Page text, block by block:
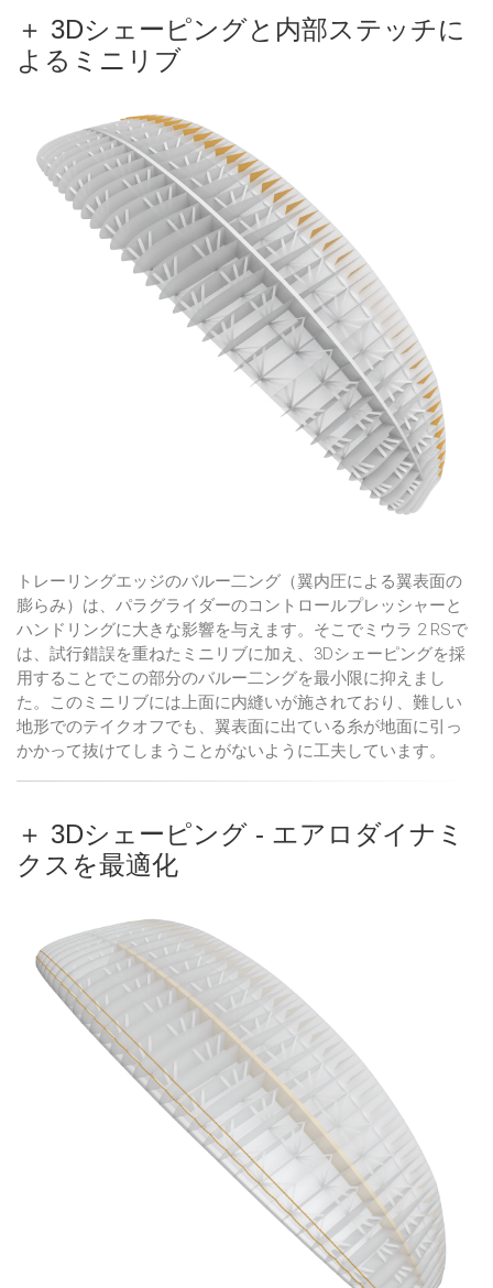
＋ 3Dシェーピングと内部ステッチに
よるミニリブ
トレーリングエッジのバルー二ング（翼内圧による翼表面の
膨らみ）は、パラグライダーのコントロールプレッシャーと
ハンドリングに大きな影響を与えます。そこでミウラ 2 RSで
は、試行錯誤を重ねたミニリブに加え、3Dシェーピングを採
用することでこの部分のバルー二ングを最小限に抑えまし
た。このミニリブには上面に内縫いが施されており、難しい
地形でのテイクオフでも、翼表面に出ている糸が地面に引っ
かかって抜けてしまうことがないように工夫しています。
＋ 3Dシェーピング - エアロダイナミ
クスを最適化